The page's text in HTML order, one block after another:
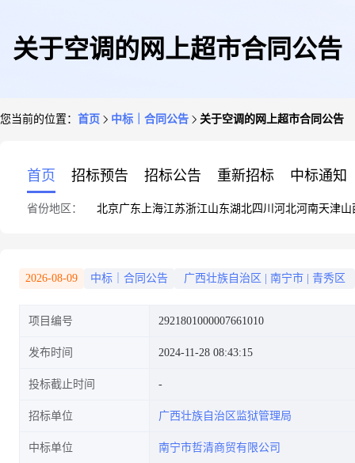
关于空调的网上超市合同公告
您当前的位置： 首页 中标｜合同公告 关于空调的网上超市合同公告
首页 招标预告 招标公告 重新招标 中标通知
省份地区： 北京广东 上海江苏浙江山东湖北四川 河北河南天津山
2026-08-09 中标｜合同公告 广西壮族自治区 南宁市 青秀区
项目编号 2921801000007661010
发布时间 2024-11-28 08:43:15
投标截止时间
招标单位 广西壮族自治区监狱管理局
中标单位 南宁市哲清商贸有限公司